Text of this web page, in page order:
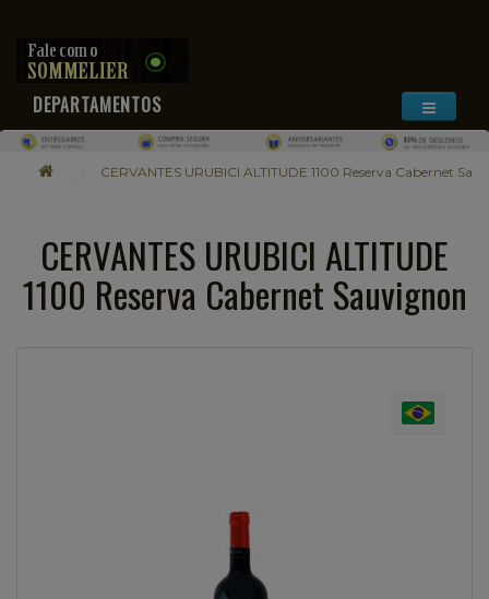
DEPARTAMENTOS
CERVANTES URUBICI ALTITUDE 1100 Reserva Cabernet
CERVANTES URUBICI ALTITUDE
1100 Reserva Cabernet Sauvignon